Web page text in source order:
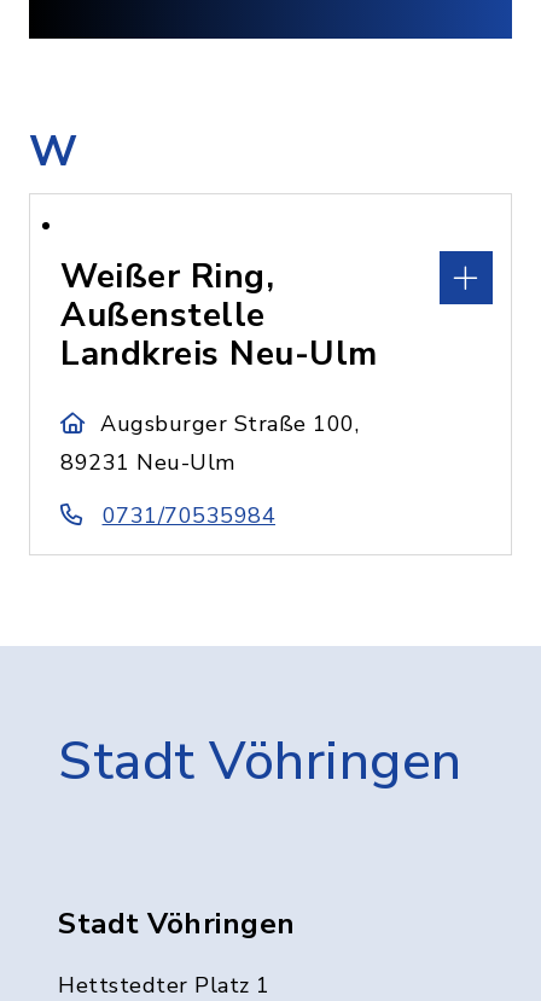
W
Weißer Ring,
Außenstelle
Landkreis Neu-Ulm
Augsburger Straße 100,
89231 Neu-Ulm
0731/70535984
Stadt Vöhringen
Stadt Vöhringen
Hettstedter Platz 1